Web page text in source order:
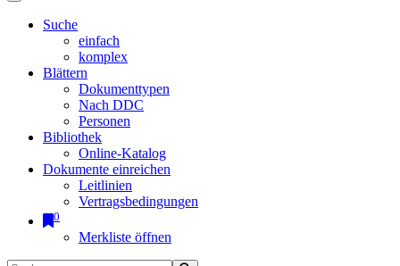
Suche
einfach
komplex
Blättern
Dokumenttypen
Nach DDC
Personen
Bibliothek
Online-Katalog
Dokumente einreichen
Leitlinien
Vertragsbedingungen
0
Merkliste öffnen